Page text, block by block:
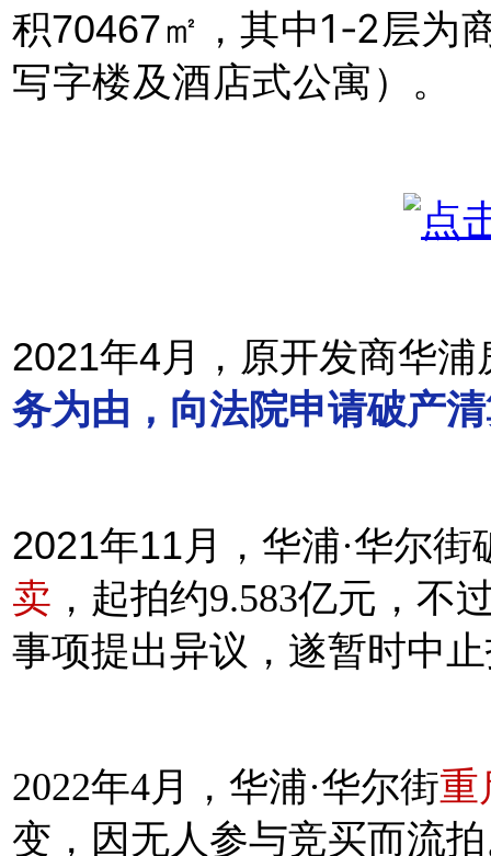
积70467㎡， 其中1-2层为
写字楼及酒店式公寓）。
2021年4月，原开发商华浦
务为由，向法院申请破产
2021年11月， 华浦·华尔街
卖 ，起拍约9.583亿元，不
事项提出异议，遂暂时中
2022年4月，华浦·华尔街重
变， 因无人参与竞买而流拍